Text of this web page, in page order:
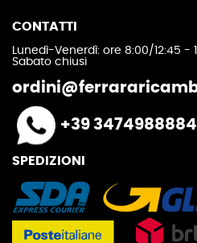
CONTATTI
Lunedì-Venerdì: ore 8:00/12:45 -
Sabato chiusi
+39 3474988884
SPEDIZIONI